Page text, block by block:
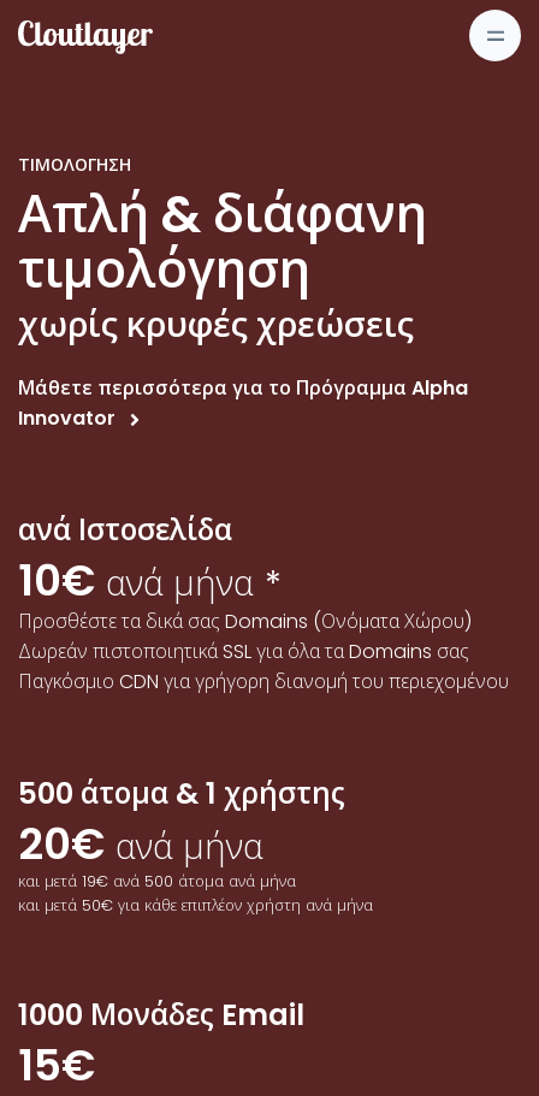
ΤΙΜΟΛΌΓΗΣΗ
Απλή & διάφανη
τιμολόγηση
χωρίς κρυφές χρεώσεις
Μάθετε περισσότερα για το Πρόγραμμα Alpha
Innovator
ανά Ιστοσελίδα
10€ ανά μήνα *
Προσθέστε τα δικά σας Domains (Ονόματα Χώρου)
Δωρεάν πιστοποιητικά SSL για όλα τα Domains σας
Παγκόσμιο CDN για γρήγορη διανομή του περιεχομένου
500 άτομα & 1 χρήστης
20€ ανά μήνα
και μετά 19€ ανά 500 άτομα ανά μήνα
και μετά 50€ για κάθε επιπλέον χρήστη ανά μήνα
1000 Μονάδες Email
15€